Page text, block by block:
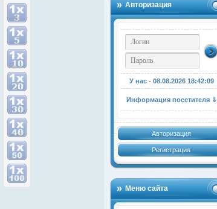
Авторизация
У нас - 08.08.2026 18:42:09
Информация посетителя ⇓
Авторизация
Регистрация
Меню сайта